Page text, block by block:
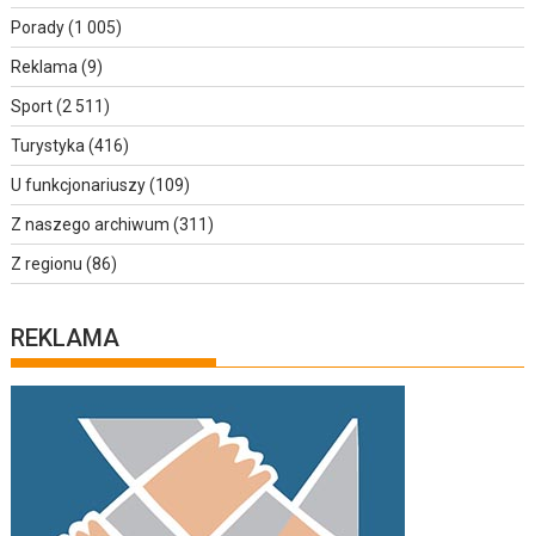
Porady(1 005)
Reklama (9)
Sport(2 511)
Turystyka (416)
U funkcjonariuszy(109)
Z naszego archiwum (311)
Z regionu (86)
REKLAMA